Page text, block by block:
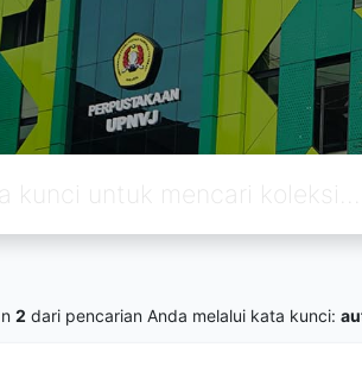
2 dari pencarian Anda melalui kata kunci: